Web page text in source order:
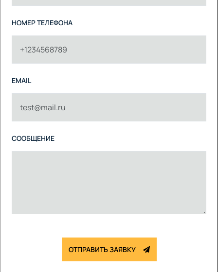
НОМЕР ТЕЛЕФОНА
EMAIL
СООБЩЕНИЕ
ОТПРАВИТЬ ЗАЯВКУ